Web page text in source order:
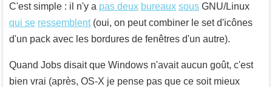
C'est simple : il n'y a pas deux bureaux sous GNU/Linux
qui se ressemblent(oui, on peut combiner le set d'icônes
d'un pack avec les bordures de fenêtres d'un autre).
Quand Jobs disait que Windows n'avait aucun goût, c'est
bien vrai (après, OS-X je pense pas que ce soit mieux